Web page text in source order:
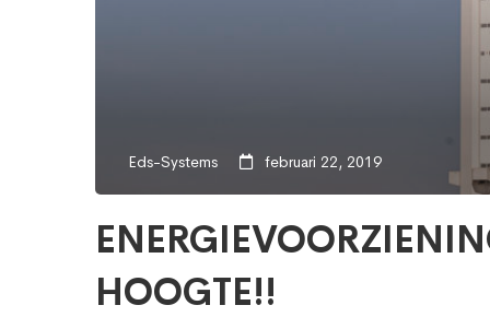
Eds-Systems februari 22, 2019
HOOGTE!!